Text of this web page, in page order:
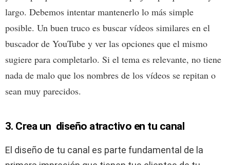
largo. Debemos intentar mantenerlo lo más simple
posible. Un buen truco es buscar vídeos similares en el
buscador de YouTube y ver las opciones que el mismo
sugiere para completarlo. Si el tema es relevante, no tiene
nada de malo que los nombres de los vídeos se repitan o
sean muy parecidos.
3. Crea un diseño atractivo en tu canal
El diseño de tu canal es parte fundamental de la